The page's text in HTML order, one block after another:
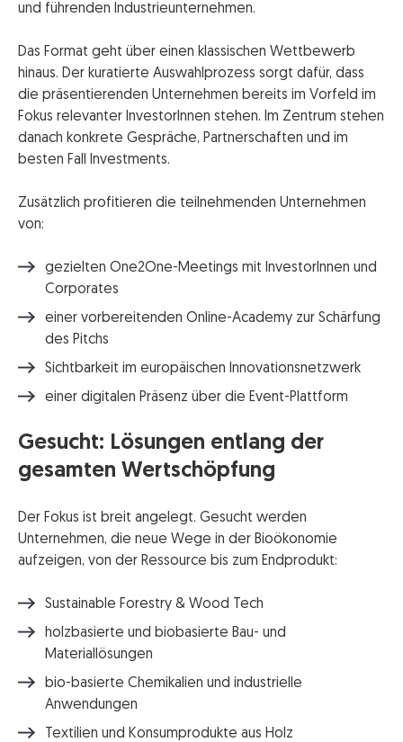
und führenden Industrieunternehmen.
Das Format geht über einen klassischen Wettbewerb
hinaus. Der kuratierte Auswahlprozess sorgt dafür, dass
die präsentierenden Unternehmen bereits im Vorfeld im
Fokus relevanter InvestorInnen stehen. Im Zentrum stehen
danach konkrete Gespräche, Partnerschaften und im
besten Fall Investments.
Zusätzlich profitieren die teilnehmenden Unternehmen
von:
gezielten One2One-Meetings mit InvestorInnen und
Corporates
einer vorbereitenden Online-Academy zur Schärfung
des Pitchs
Sichtbarkeit im europäischen Innovationsnetzwerk
einer digitalen Präsenz über die Event-Plattform
Gesucht: Lösungen entlang der
gesamten Wertschöpfung
Der Fokus ist breit angelegt. Gesucht werden
Unternehmen, die neue Wege in der Bioökonomie
aufzeigen, von der Ressource bis zum Endprodukt:
Sustainable Forestry & Wood Tech
holzbasierte und biobasierte Bau- und
Materiallösungen
bio-basierte Chemikalien und industrielle
Anwendungen
Textilien und Konsumprodukte aus Holz